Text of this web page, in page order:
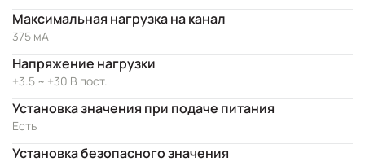
Максимальная нагрузка на канал
375 мА
Напряжение нагрузки
+3.5 ~ +30 В пост.
Установка значения при подаче питания
Есть
Установка безопасного значения